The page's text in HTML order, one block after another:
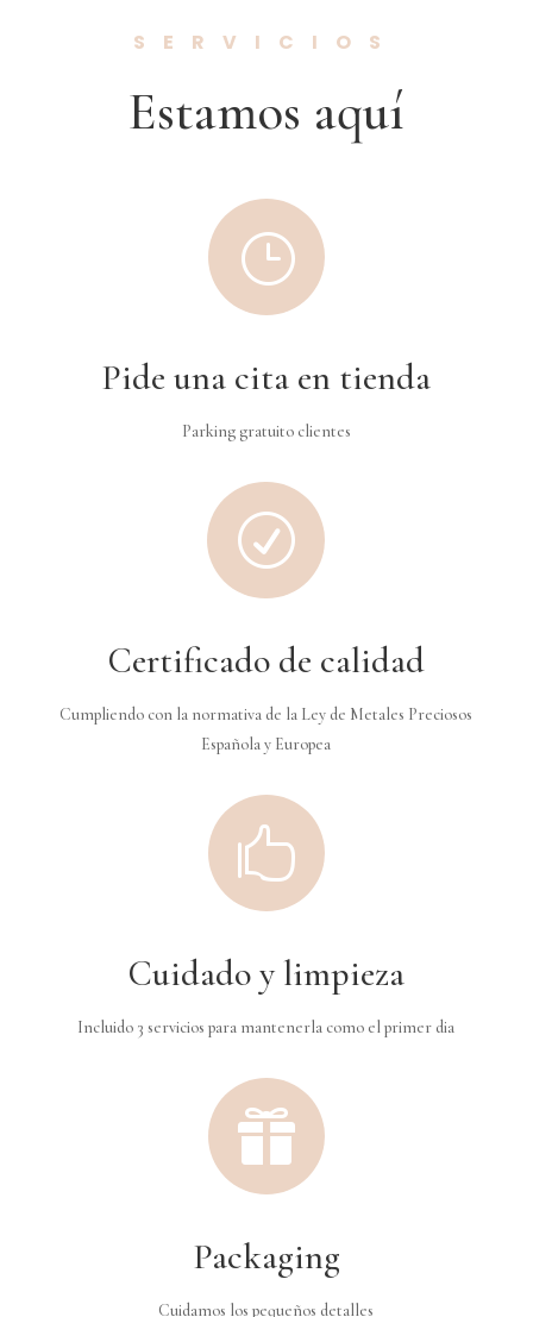
SERVICIOS
Estamos aquí
}
Pide una cita en tienda
Parking gratuito clientes
R
Certificado de calidad
Cumpliendo con la normativa de la Ley de Metales Preciosos
Española y Europea

Cuidado y limpieza
Incluido 3 servicios para mantenerla como el primer dia

Packaging
Cuidamos los pequeños detalles